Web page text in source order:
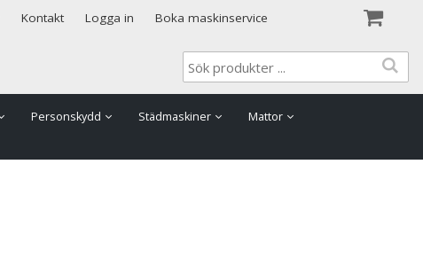
Kontakt Logga in Boka maskinservice
Personskydd Städmaskiner
Mattor